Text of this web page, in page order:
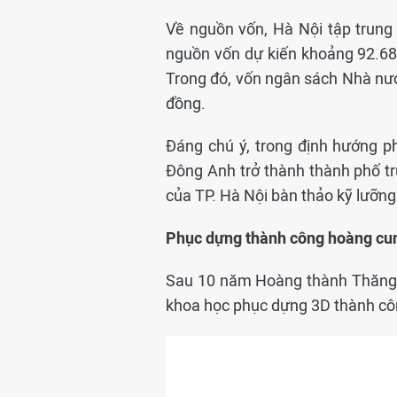
Về nguồn vốn, Hà Nội tập
nguồn vốn dự kiến khoảng
Trong đó, vốn ngân sách Nhà
đồng.
Đáng chú ý, trong định hướng
Đông Anh trở thành thành phố
của TP. Hà Nội bàn thảo kỹ
Phục dựng thành công hoàng
Sau 10 năm Hoàng thành
khoa học phục dựng 3D thành